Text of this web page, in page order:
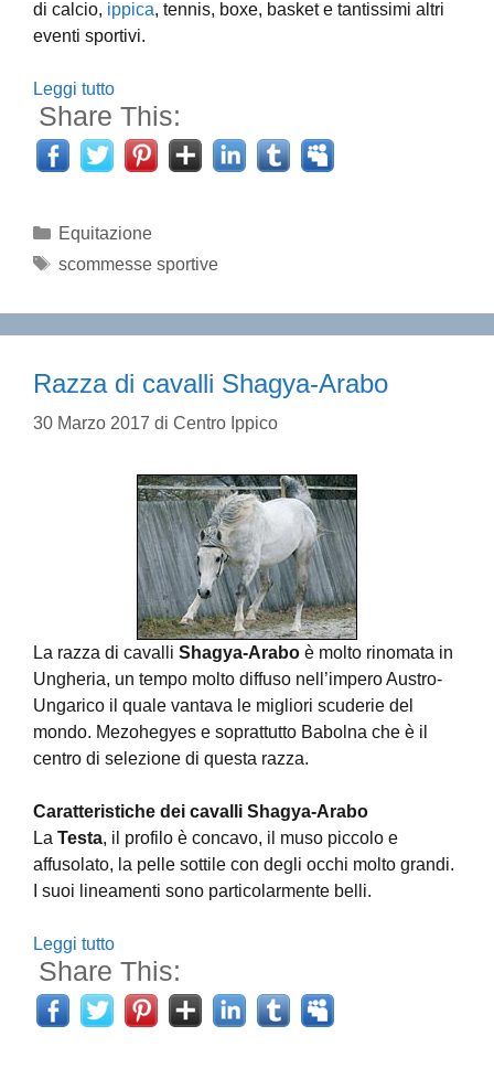
di calcio, ippica, tennis, boxe, basket e tantissimi altri
eventi sportivi.
Leggi tutto
Share This:
Categorie
Equitazione
Tag
scommesse sportive
Razza di cavalli Shagya-Arabo
30 Marzo 2017 di Centro Ippico
La razza di cavalli Shagya-Arabo è molto rinomata in
Ungheria, un tempo molto diffuso nell’impero Austro-
Ungarico il quale vantava le migliori scuderie del
mondo. Mezohegyes e soprattutto Babolna che è il
centro di selezione di questa razza.
Caratteristiche dei cavalli Shagya-Arabo
La Testa, il profilo è concavo, il muso piccolo e
affusolato, la pelle sottile con degli occhi molto grandi.
I suoi lineamenti sono particolarmente belli.
Leggi tutto
Share This: